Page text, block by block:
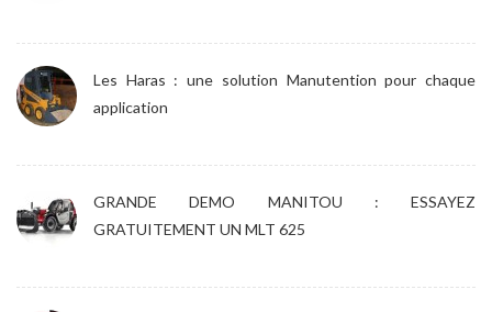
Les Haras : une solution Manutention pour chaque
application
GRANDE DEMO MANITOU : ESSAYEZ
GRATUITEMENT UN MLT 625